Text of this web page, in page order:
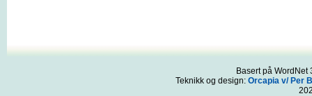
Basert på
Teknikk og design: Orcapia v/ Per